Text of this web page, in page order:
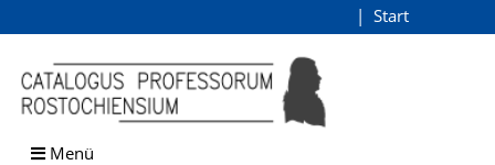
Browsen
direkt zum Inhalt
Start
Menü